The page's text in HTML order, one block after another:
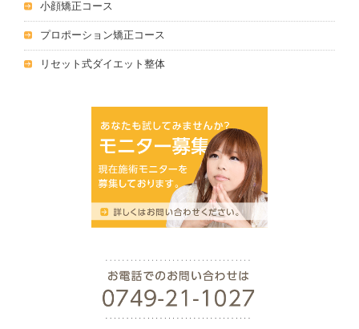
小顔矯正コース
プロポーション矯正コース
リセット式ダイエット整体